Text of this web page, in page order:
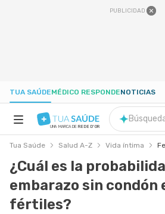
PUBLICIDAD
TUA SAÚDEMÉDICO RESPONDENOTICIAS
NUTRICIÓN
UNA MARCA DE REDE D'OR
Tua Saúde Salud A-Z Vida íntima
¿Cuál es la
embarazo sin condón
fértiles?